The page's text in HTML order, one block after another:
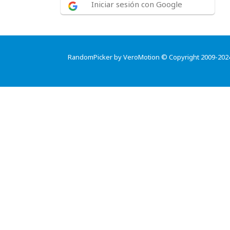
Iniciar sesión con Google
RandomPicker by VeroMotion © Copyright 2009-